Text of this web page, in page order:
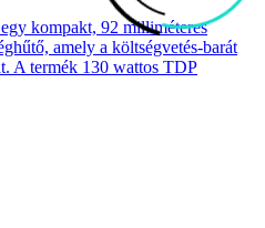
kompakt, 92 milliméteres
amely a költségvetés-barát
A termék 130 wattos TDP